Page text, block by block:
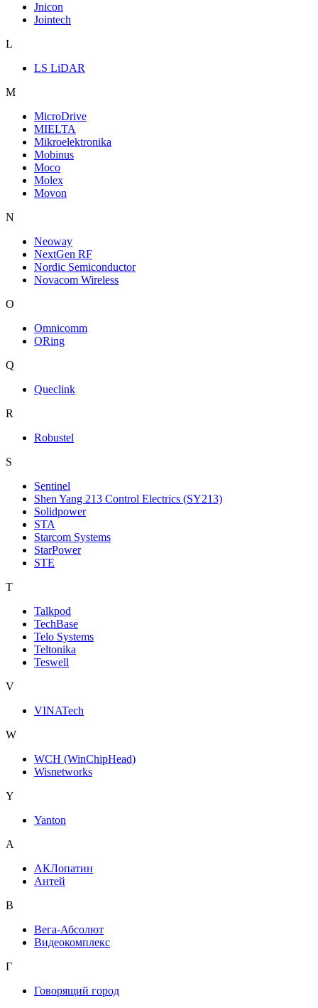
Jnicon
Jointech
L
LS LiDAR
M
MicroDrive
MIELTA
Mikroelektronika
Mobinus
Moco
Molex
Movon
N
Neoway
NextGen RF
Nordic Semiconductor
Novacom Wireless
O
Omnicomm
ORing
Q
Queclink
R
Robustel
S
Sentinel
Shen Yang 213 Control Electrics (SY213)
Solidpower
STA
Starcom Systems
StarPower
STE
T
Talkpod
TechBase
Telo Systems
Teltonika
Teswell
V
VINATech
W
WCH (WinChipHead)
Wisnetworks
Y
Yanton
А
АКЛопатин
Антей
В
Вега-Абсолют
Видеокомплекс
Г
Говорящий город